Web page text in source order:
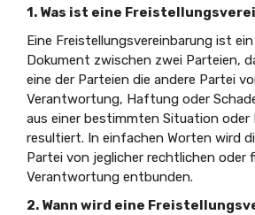
1. Was ist eine
Eine Freistellungsvereinbarung ist
Dokument zwischen zwei Parteien,
eine der Parteien die andere Partei
Verantwortung, Haftung oder
aus einer bestimmten Situation oder
resultiert. In einfachen Worten wird
Partei von jeglicher rechtlichen oder
Verantwortung entbunden.
2. Wann wird eine